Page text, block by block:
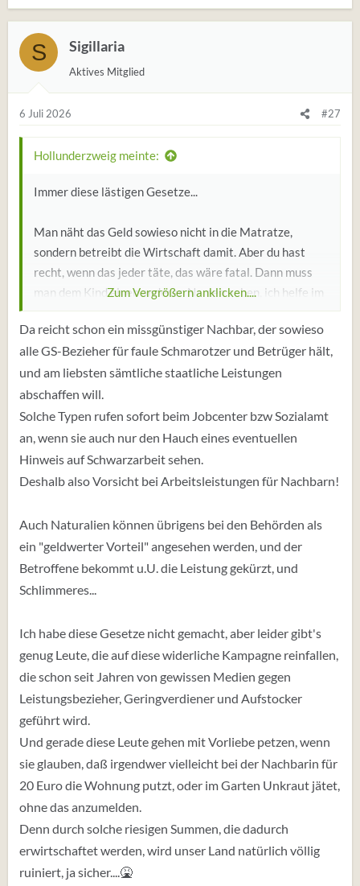
r
t
u
n
e
n
S Sigillaria
Aktives Mitglied
6 Juli 2026 #27
Hollunderzweig meinte:
Immer diese lästigen Gesetze...
Man näht das Geld sowieso nicht in die Matratze,
sondern betreibt die Wirtschaft damit. Aber du hast
recht, wenn das jeder täte, das wäre fatal. Dann muss
man dem Kind einen anderen Namen geben, ich helfe im
Tausch gegen Naturalien. Ds kann man doch diskret
abhandeln und keiner brauchts erfahren.
Zum Vergrößern anklicken....
Da reicht schon ein missgünstiger Nachbar, der sowieso
alle GS-Bezieher für faule Schmarotzer und Betrüger hält,
und am liebsten sämtliche staatliche Leistungen
abschaffen will.
Solche Typen rufen sofort beim Jobcenter bzw Sozialamt
an, wenn sie auch nur den Hauch eines eventuellen
Hinweis auf Schwarzarbeit sehen.
Deshalb also Vorsicht bei Arbeitsleistungen für Nachbarn!
Auch Naturalien können übrigens bei den Behörden als
ein "geldwerter Vorteil" angesehen werden, und der
Betroffene bekommt u.U. die Leistung gekürzt, und
Schlimmeres...
Ich habe diese Gesetze nicht gemacht, aber leider gibt's
genug Leute, die auf diese widerliche Kampagne reinfallen,
die schon seit Jahren von gewissen Medien gegen
Leistungsbezieher, Geringverdiener und Aufstocker
geführt wird.
Und gerade diese Leute gehen mit Vorliebe petzen, wenn
sie glauben, daß irgendwer vielleicht bei der Nachbarin für
20 Euro die Wohnung putzt, oder im Garten Unkraut jätet,
ohne das anzumelden.
Denn durch solche riesigen Summen, die dadurch
erwirtschaftet werden, wird unser Land natürlich völlig
ruiniert, ja sicher....🤮